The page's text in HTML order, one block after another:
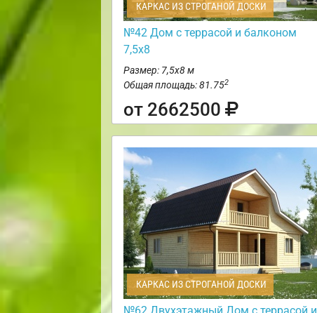
КАРКАС ИЗ СТРОГАНОЙ ДОСКИ
№42 Дом с террасой и балконом
7,5х8
Размер: 7,5х8 м
Общая площадь: 81.752
от 2662500
КАРКАС ИЗ СТРОГАНОЙ ДОСКИ